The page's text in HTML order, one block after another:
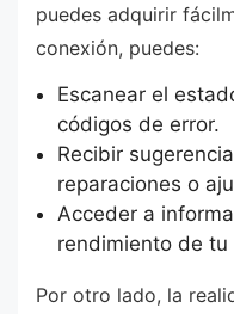
puedes adquirir
conexión, puedes:
Escanear el
códigos de error.
Recibir
reparaciones o
Acceder a
rendimiento de
Por otro lado, la